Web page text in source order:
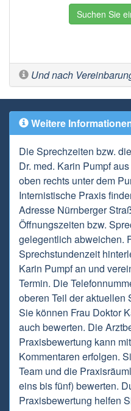
Suchen Sie
Und nach
Weitere
Die Sprechzeiten bzw.
Dr. med. Karin Pumpf
oben rechts unter dem
Internistische Praxis
Adresse Nürnberger
Öffnungszeiten bzw.
gelegentlich abweichen.
Sprechstundenzeit
Karin Pumpf an und
Termin. Die
oberen Teil der aktuellen
Sie können Frau Doktor
auch bewerten. Die
Praxisbewertung kann
Kommentaren erfolgen.
Team und die
eins bis fünf) bewerten.
Praxisbewertung helfen